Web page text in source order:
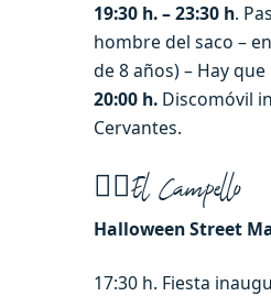
19:30 h. – 23:30 h.
hombre del saco –
de 8 años) – Hay
20:00 h. Discomóvil
Cervantes.
🧙‍♀️El Campello
Halloween Street
17:30 h. Fiesta